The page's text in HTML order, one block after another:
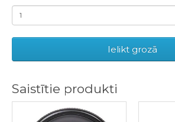
Ielikt grozā
Saistītie produkti